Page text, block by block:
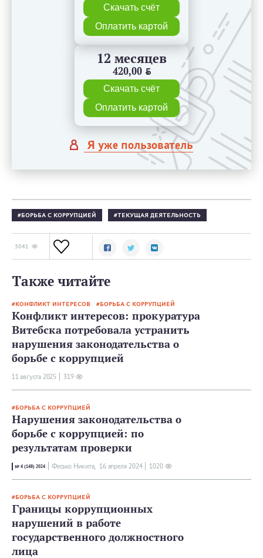
Скачать счёт
Оплатить картой
12 месяцев
420,00 BYN
Скачать счёт
Оплатить картой
Я уже пользователь
БОРЬБА С КОРРУПЦИЕЙ ТЕКУЩАЯ ДЕЯТЕЛЬНОСТЬ
3041
Также читайте
КОНФЛИКТ ИНТЕРЕСОВ БОРЬБА С КОРРУПЦИЕЙ
Конфликт интересов: прокуратура
Витебска потребовала устранить
нарушения законодательства о
борьбе с коррупцией
11 августа 2025 319
БОРЬБА С КОРРУПЦИЕЙ
Нарушения законодательства о
борьбе с коррупцией: по
результатам проверки
№ 4 (148) 2024 Фесько Никита, 16 апреля 2024 1020
БОРЬБА С КОРРУПЦИЕЙ
Границы коррупционных
нарушений в работе
государственного должностного
лица